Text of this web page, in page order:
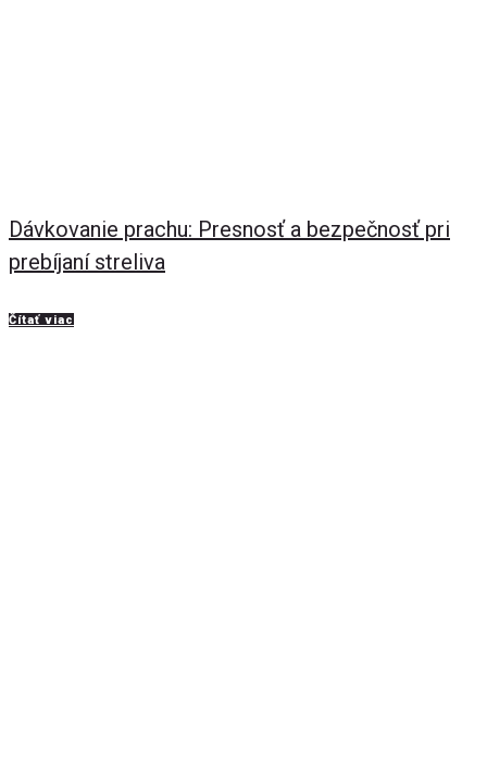
Dávkovanie prachu: Presnosť a bezpečnosť pri
prebíjaní streliva
Čítať viac